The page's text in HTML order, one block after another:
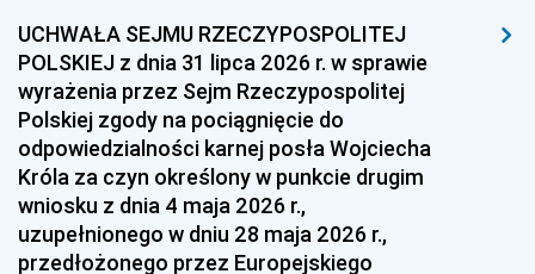
1996 1995 1994
1993 1992 1991
1990 1989
1987 1986 1985
1984 1983
1981 1980 1979
UCHWAŁA SEJMU RZECZYPOSPOLITEJ
POLSKIEJ z dnia 31 lipca 2026 r. w sprawie
wyrażenia przez Sejm Rzeczypospolitej
Polskiej zgody na pociągnięcie do
odpowiedzialności karnej posła Wojciecha
Króla za czyn określony w punkcie drugim
wniosku z dnia 4 maja 2026 r.,
uzupełnionego w dniu 28 maja 2026 r.,
przedłożonego przez Europejskiego